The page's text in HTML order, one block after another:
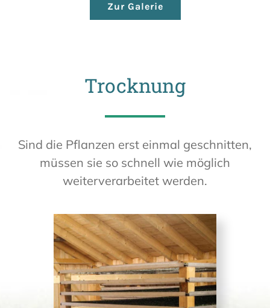
Zur Galerie
Trocknung
Sind die Pflanzen erst einmal geschnitten,
müssen sie so schnell wie möglich
weiterverarbeitet werden.